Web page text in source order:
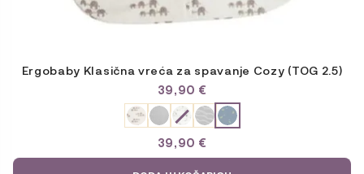
Ergobaby Klasična vreća za spavanje Cozy (TOG 2.5)
39,90 €
39,90 €